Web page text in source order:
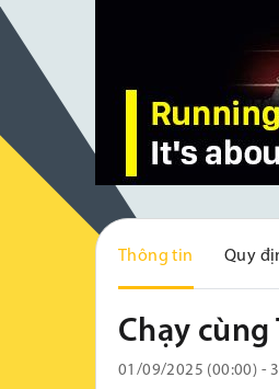
Thông tin Quy
Chạy cùng
01/09/2025 (00:00) -